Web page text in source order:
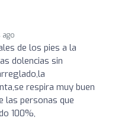
ago
de los pies a la
dolencias sin
respira muy buen
las personas que
100%,